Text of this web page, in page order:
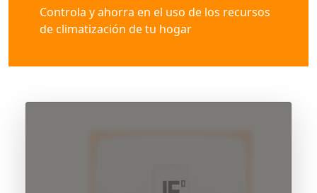
Controla y ahorra en el uso de los recursos
de climatización de tu hogar